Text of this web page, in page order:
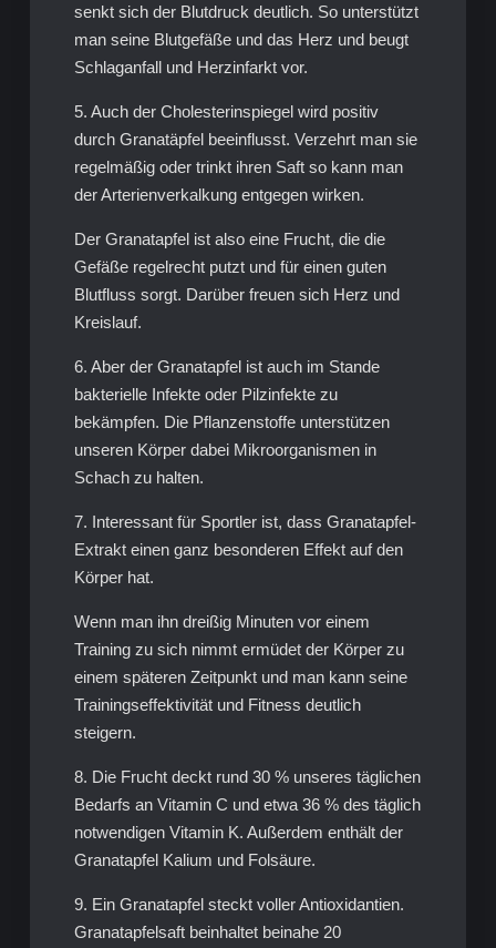
senkt sich der Blutdruck deutlich. So unterstützt
man seine Blutgefäße und das Herz und beugt
Schlaganfall und Herzinfarkt vor.
5. Auch der Cholesterinspiegel wird positiv
durch Granatäpfel beeinflusst. Verzehrt man sie
regelmäßig oder trinkt ihren Saft so kann man
der Arterienverkalkung entgegen wirken.
Der Granatapfel ist also eine Frucht, die die
Gefäße regelrecht putzt und für einen guten
Blutfluss sorgt. Darüber freuen sich Herz und
Kreislauf.
6. Aber der Granatapfel ist auch im Stande
bakterielle Infekte oder Pilzinfekte zu
bekämpfen. Die Pflanzenstoffe unterstützen
unseren Körper dabei Mikroorganismen in
Schach zu halten.
7. Interessant für Sportler ist, dass Granatapfel-
Extrakt einen ganz besonderen Effekt auf den
Körper hat.
Wenn man ihn dreißig Minuten vor einem
Training zu sich nimmt ermüdet der Körper zu
einem späteren Zeitpunkt und man kann seine
Trainingseffektivität und Fitness deutlich
steigern.
8. Die Frucht deckt rund 30 % unseres täglichen
Bedarfs an Vitamin C und etwa 36 % des täglich
notwendigen Vitamin K. Außerdem enthält der
Granatapfel Kalium und Folsäure.
9. Ein Granatapfel steckt voller Antioxidantien.
Granatapfelsaft beinhaltet beinahe 20